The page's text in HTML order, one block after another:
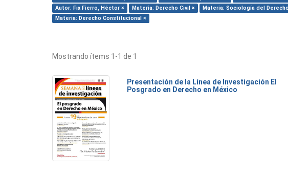
Autor: Fix Fierro, Héctor ×
Materia: Derecho Civil × Materia: Sociología del
Materia: Derecho Constitucional ×
Mostrando ítems 1-1 de 1
Presentación de la Línea de Investigación El
Posgrado en Derecho en México